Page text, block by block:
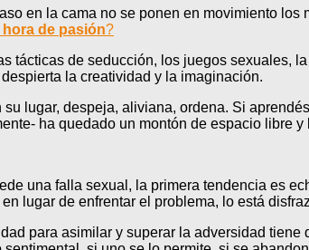
en la cama no se ponen en movimiento
de pasión?
tácticas de seducción, los juegos sexuales,
la creatividad y la imaginación.
su lugar, despeja, aliviana, ordena. Si
ha quedado un montón de espacio libre
una falla sexual, la primera tendencia es
lugar de enfrentar el problema, lo está
para asimilar y superar la adversidad